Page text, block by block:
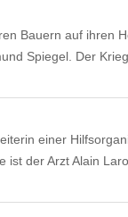
Bauern auf ihren
Spiegel. Der
einer
ist der Arzt Alain